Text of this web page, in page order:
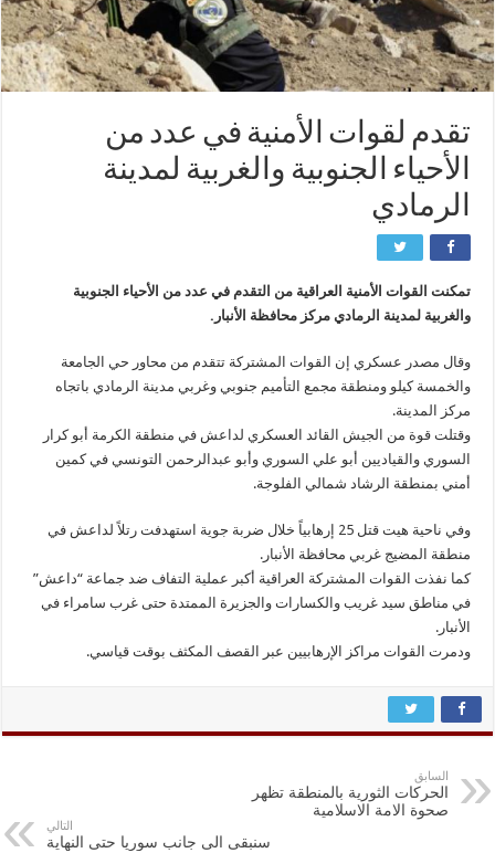
تقدم لقوات الأمنية في عدد من
الأحياء الجنوبية والغربية لمدينة
الرمادي
تمكنت القوات الأمنية العراقية من التقدم في عدد من الأحياء الجنوبية
والغربية لمدينة الرمادي مركز محافظة الأنبار.
وقال مصدر عسكري إن القوات المشتركة تتقدم من محاور حي الجامعة
والخمسة كيلو ومنطقة مجمع التأميم جنوبي وغربي مدينة الرمادي باتجاه
مركز المدينة.
وقتلت قوة من الجيش القائد العسكري لداعش في منطقة الكرمة أبو كرار
السوري والقياديين أبو علي السوري وأبو عبدالرحمن التونسي في كمين
أمني بمنطقة الرشاد شمالي الفلوجة.
وفي ناحية هيت قتل 25 إرهابياً خلال ضربة جوية استهدفت رتلاً لداعش في
منطقة المضيج غربي محافظة الأنبار.
كما نفذت القوات المشتركة العراقية أكبر عملية التفاف ضد جماعة “داعش”
في مناطق سيد غريب والكسارات والجزيرة الممتدة حتى غرب سامراء في
الأنبار.
ودمرت القوات مراكز الإرهابيين عبر القصف المكثف بوقت قياسي.
السابق
الحركات الثورية بالمنطقة تظهر
صحوة الامة الاسلامية
التالي
سنبقی الى جانب سوريا حتی النهایة